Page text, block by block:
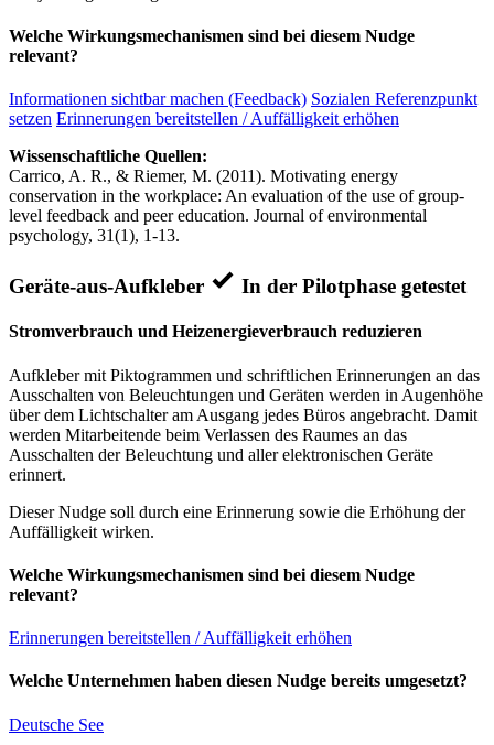
Welche Wirkungsmechanismen sind bei diesem Nudge
relevant?
Informationen sichtbar machen (Feedback) Sozialen Referenzpunkt
setzen Erinnerungen bereitstellen / Auffälligkeit erhöhen
Wissenschaftliche Quellen:
Carrico, A. R., & Riemer, M. (2011). Motivating energy
conservation in the workplace: An evaluation of the use of group-
level feedback and peer education. Journal of environmental
psychology, 31(1), 1-13.
Geräte-aus-Aufkleber In der Pilotphase getestet
Stromverbrauch und Heizenergieverbrauch reduzieren
Aufkleber mit Piktogrammen und schriftlichen Erinnerungen an das
Ausschalten von Beleuchtungen und Geräten werden in Augenhöhe
über dem Lichtschalter am Ausgang jedes Büros angebracht. Damit
werden Mitarbeitende beim Verlassen des Raumes an das
Ausschalten der Beleuchtung und aller elektronischen Geräte
erinnert.
Dieser Nudge soll durch eine Erinnerung sowie die Erhöhung der
Auffälligkeit wirken.
Welche Wirkungsmechanismen sind bei diesem Nudge
relevant?
Erinnerungen bereitstellen / Auffälligkeit erhöhen
Welche Unternehmen haben diesen Nudge bereits umgesetzt?
Deutsche See